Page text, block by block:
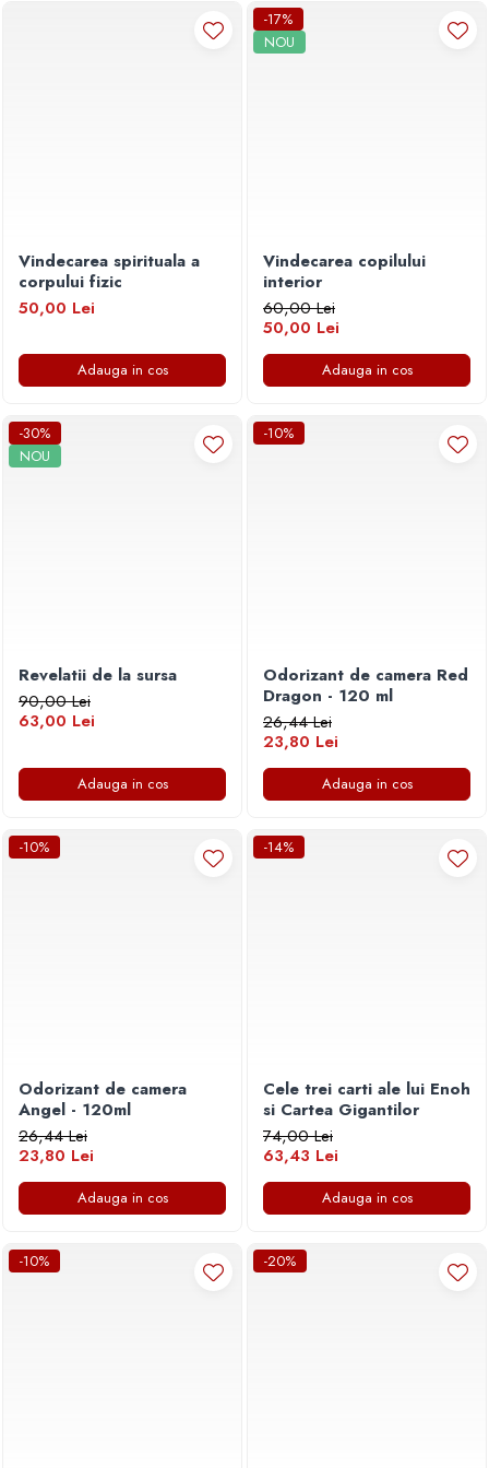
Povesti - Basme - Legende
Vindecarea spirituala a
corpului fizic
50,00 Lei
Adauga in cos
-17%
NOU
Vindecarea copilului
interior
60,00 Lei
50,00 Lei
Adauga in cos
-30%
NOU
Revelatii de la sursa
90,00 Lei
63,00 Lei
Adauga in cos
-10%
Odorizant de camera Red
Dragon - 120 ml
26,44 Lei
23,80 Lei
Adauga in cos
-10%
Odorizant de camera
Angel - 120ml
26,44 Lei
23,80 Lei
Adauga in cos
-14%
Cele trei carti ale lui Enoh
si Cartea Gigantilor
74,00 Lei
63,43 Lei
Adauga in cos
-10% -20%